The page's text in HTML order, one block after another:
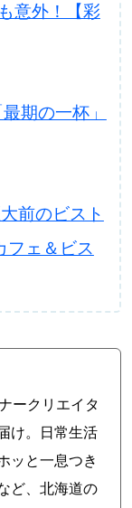
意外！【彩
期の一杯」
前のビスト
フェ＆ビス
ークリエイタ
け。日常生活
ッと一息つき
ど、北海道の